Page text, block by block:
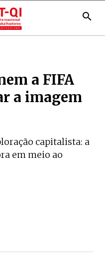
search
a FIFA
a imagem
capitalista: a
em meio ao